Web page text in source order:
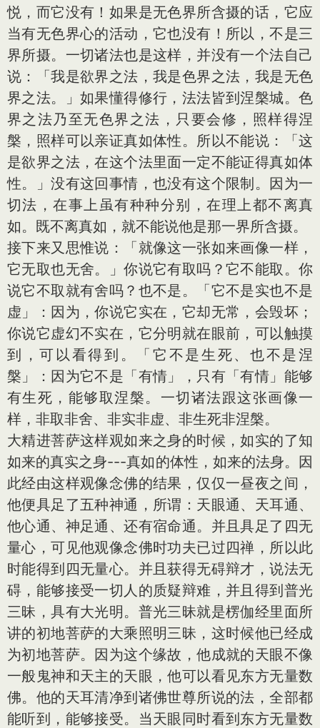
悦，而它没有！如果是无色界所含摄的话，它应
当有无色界心的活动，它也没有！所以，不是三
界所摄。一切诸法也是这样，并没有一个法自己
说：「我是欲界之法，我是色界之法，我是无色
界之法。」如果懂得修行，法法皆到涅槃城。色
界之法乃至无色界之法，只要会修，照样得涅
槃，照样可以亲证真如体性。所以不能说：「这
是欲界之法，在这个法里面一定不能证得真如体
性。」没有这回事情，也没有这个限制。因为一
切法，在事上虽有种种分别，在理上都不离真
如。既不离真如，就不能说他是那一界所含摄。
接下来又思惟说：「就像这一张如来画像一样，
它无取也无舍。」你说它有取吗？它不能取。你
说它不取就有舍吗？也不是。「它不是实也不是
虚」：因为，你说它实在，它却无常，会毁坏；
你说它虚幻不实在，它分明就在眼前，可以触摸
到，可以看得到。「它不是生死、也不是涅
槃」：因为它不是「有情」，只有「有情」能够
有生死，能够取涅槃。一切诸法跟这张画像一
样，非取非舍、非实非虚、非生死非涅槃。
大精进菩萨这样观如来之身的时候，如实的了知
如来的真实之身---真如的体性，如来的法身。因
此经由这样观像念佛的结果，仅仅一昼夜之间，
他便具足了五种神通，所谓：天眼通、天耳通、
他心通、神足通、还有宿命通。并且具足了四无
量心，可见他观像念佛时功夫已过四禅，所以此
时能得到四无量心。并且获得无碍辩才，说法无
碍，能够接受一切人的质疑辩难，并且得到普光
三昧，具有大光明。普光三昧就是楞伽经里面所
讲的初地菩萨的大乘照明三昧，这时候他已经成
为初地菩萨。因为这个缘故，他成就的天眼不像
一般鬼神和天主的天眼，他可以看见东方无量数
佛。他的天耳清净到诸佛世尊所说的法，全部都
能听到，能够接受。当天眼同时看到东方无量数